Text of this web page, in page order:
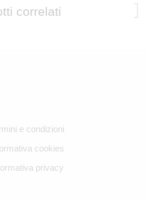
correlati
e condizioni
cookies
privacy